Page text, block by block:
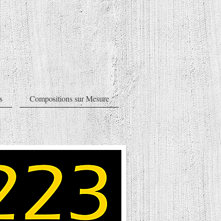
Compositions sur Mesure